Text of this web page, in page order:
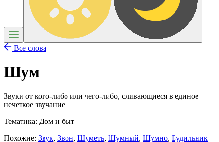
Все слова
Шум
Звуки от кого-либо или чего-либо, сливающиеся в единое
нечеткое звучание.
Тематика: Дом и быт
Похожие: Звук, Звон, Шуметь, Шумный, Шумно, Будильник